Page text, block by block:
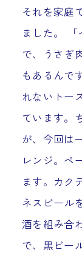
それを家庭
ました。
で、うさぎ
もあるんで
れないトー
ています。
が、今回は
レンジ。ペ
ます。カク
ネスビール
酒を組み合
で、黒ビー